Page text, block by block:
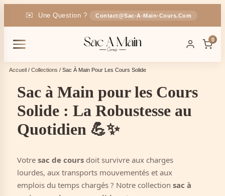
✉️ Une Question ? Contact@sac-A-Main-Cours.com
Livraison OFFERTE En France
🎁 -5% Code : SAC5
0
Accueil / Collections / Sac À Main Pour Les Cours Solide
Sac à Main pour les Cours
Solide : La Robustesse au
Quotidien 💪✨
Votre sac de cours doit survivre aux charges
lourdes, aux transports mouvementés et aux
emplois du temps chargés ? Notre collection sac à